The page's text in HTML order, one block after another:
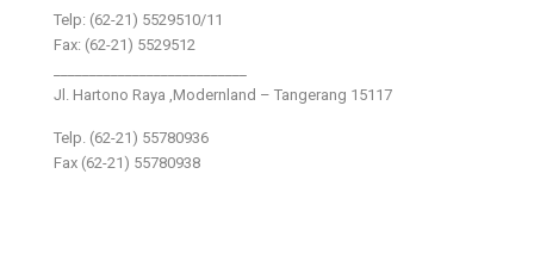
Telp: (62-21) 5529510/11
Fax: (62-21) 5529512
Jl. Hartono Raya ,Modernland – Tangerang 15117
Telp. (62-21) 55780936
Fax (62-21) 55780938